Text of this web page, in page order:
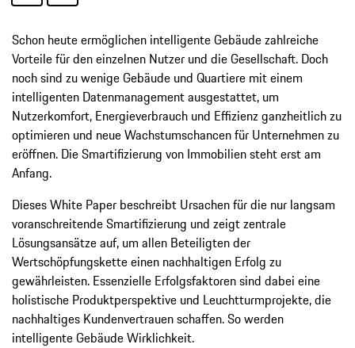
Schon heute ermöglichen intelligente Gebäude zahlreiche
Vorteile für den einzelnen Nutzer und die Gesellschaft. Doch
noch sind zu wenige Gebäude und Quartiere mit einem
intelligenten Datenmanagement ausgestattet, um
Nutzerkomfort, Energieverbrauch und Effizienz ganzheitlich zu
optimieren und neue Wachstumschancen für Unternehmen zu
eröffnen. Die Smartifizierung von Immobilien steht erst am
Anfang.
Dieses White Paper beschreibt Ursachen für die nur langsam
voranschreitende Smartifizierung und zeigt zentrale
Lösungsansätze auf, um allen Beteiligten der
Wertschöpfungskette einen nachhaltigen Erfolg zu
gewährleisten. Essenzielle Erfolgsfaktoren sind dabei eine
holistische Produktperspektive und Leuchtturmprojekte, die
nachhaltiges Kundenvertrauen schaffen. So werden
intelligente Gebäude Wirklichkeit.